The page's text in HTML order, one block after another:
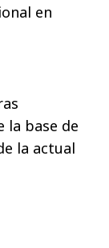
en
la base de
la actual